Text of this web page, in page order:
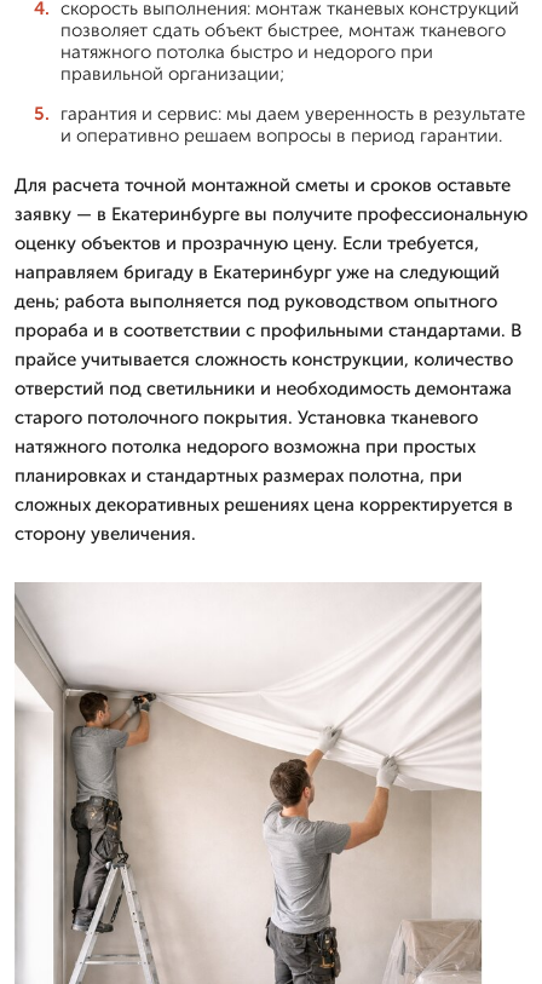
скорость выполнения: монтаж тканевых конструкций
позволяет сдать объект быстрее, монтаж тканевого
натяжного потолка быстро и недорого при
правильной организации;
гарантия и сервис: мы даем уверенность в результате
и оперативно решаем вопросы в период гарантии.
Для расчета точной монтажной сметы и сроков оставьте
заявку — в Екатеринбурге вы получите профессиональную
оценку объектов и прозрачную цену. Если требуется,
направляем бригаду в Екатеринбург уже на следующий
день; работа выполняется под руководством опытного
прораба и в соответствии с профильными стандартами. В
прайсе учитывается сложность конструкции, количество
отверстий под светильники и необходимость демонтажа
старого потолочного покрытия. Установка тканевого
натяжного потолка недорого возможна при простых
планировках и стандартных размерах полотна, при
сложных декоративных решениях цена корректируется в
сторону увеличения.